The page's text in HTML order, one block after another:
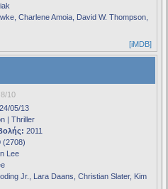
Charlene Amoia, David W. Thompson,
[iMDB]
10
24/05/13
| Thriller
2011
(2708)
Lee
Jr., Lara Daans, Christian Slater, Kim